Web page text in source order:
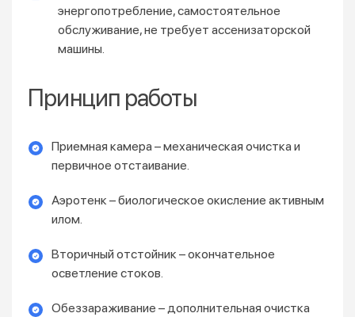
энергопотребление, самостоятельное
обслуживание, не требует ассенизаторской
машины.
Принцип работы
Приемная камера – механическая очистка и
первичное отстаивание.
Аэротенк – биологическое окисление активным
илом.
Вторичный отстойник – окончательное
осветление стоков.
Обеззараживание – дополнительная очистка